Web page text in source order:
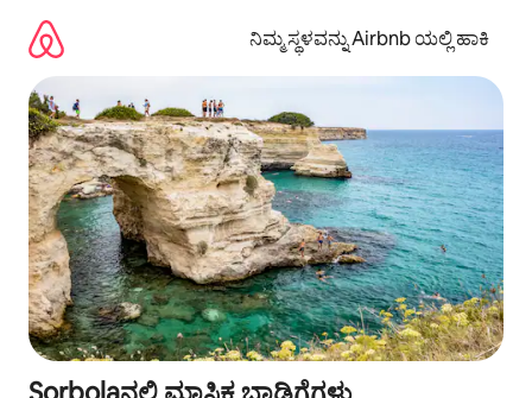
ಹೋಗಿ
ನಿಮ್ಮ ಸ್ಥಳವನ್ನು Airbnb ಯಲ್ಲಿ ಹಾಕಿ